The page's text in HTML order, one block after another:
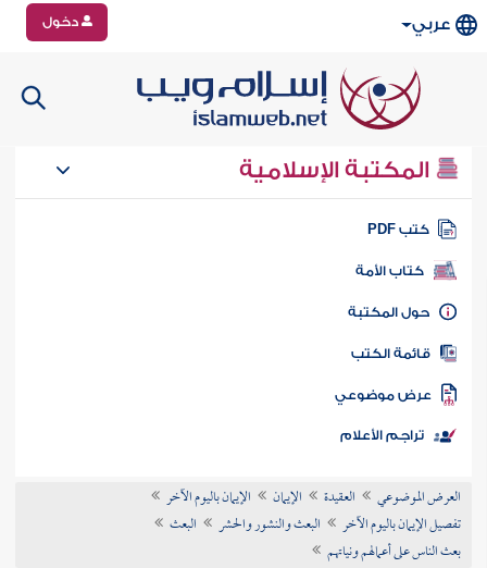
عربي دخول
المكتبة الإسلامية
كتب PDF
كتاب الأمة
المكتبة
الكتب
موضوعي
تراجم الأعلام
العرض الموضوعي العقيدة الإيمان
الإيمان باليوم الآخر
تفصيل الإيمان باليوم الآخر
البعث والنشور والحشر
البعث
بعث الناس على أعمالهم ونياتهم